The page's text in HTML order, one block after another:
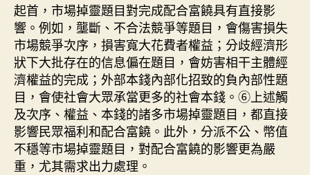
起首，市場掉靈題目對完成配合富饒具有直接影
響。例如，壟斷、不合法競爭等題目，會傷害損失
市場競爭次序，損害寬大花費者權益；分歧經濟形
狀下大批存在的信息偏在題目，會妨害相干主體經
濟權益的完成；外部本錢內部化招致的負內部性題
目，會使社會大眾承當更多的社會本錢。⑥上述觸
及次序、權益、本錢的諸多市場掉靈題目，都直接
影響民眾福利和配合富饒。此外，分派不公、幣值
不穩等市場掉靈題目，對配合富饒的影響更為嚴
重，尤其需求出力處理。